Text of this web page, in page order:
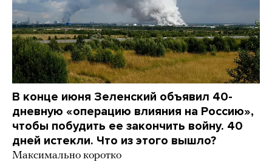
В конце июня Зеленский объявил 40-
дневную «операцию влияния на Россию»,
чтобы побудить ее закончить войну. 40
дней истекли. Что из этого вышло?
Максимально коротко